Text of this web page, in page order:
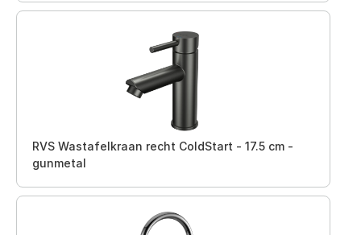
RVS Wastafelkraan recht ColdStart - 17.5 cm -
gunmetal